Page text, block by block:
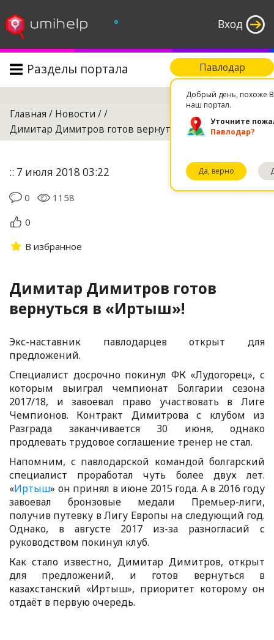
Вход
°
Павлодар
Добрый день, похоже
наш портал.
Уточните
Павлодар?
Да, верно
Разделы портала Поиск
Главная / Новости //
Димитар Димитров готов вернуться в «Иртыш»!
:: 7 июля 2018 03:22
0
1158
0
В избранное
Димитар Димитров готов
вернуться в «Иртыш»!
Экс-наставник павлодарцев открыт для
предложений.
Специалист досрочно покинул ФК «Лудогорец», с
которым выиграл чемпионат Болгарии сезона
2017/18, и завоевал право участвовать в Лиге
Чемпионов. Контракт Димитрова с клубом из
Разграда заканчивается 30 июня, однако
продлевать трудовое соглашение тренер не стал.
Напомним, с павлодарской командой болгарский
специалист проработал чуть более двух лет.
«Иртыш» он принял в июне 2015 года. А в 2016 году
завоевал бронзовые медали Премьер-лиги,
получив путевку в Лигу Европы на следующий год.
Однако, в августе 2017 из-за разногласий с
руководством покинул клуб.
Как стало известно, Димитар Димитров, открыт
для предложений, и готов вернуться в
казахстанский «Иртыш», приоритет которому он
отдаёт в первую очередь.